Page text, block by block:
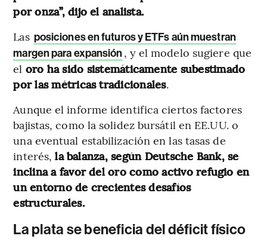
por onza”, dijo el analista.
Las posiciones en futuros y ETFs aún muestran
margen para expansión, y el modelo sugiere que
el oro ha sido sistemáticamente subestimado
por las métricas tradicionales.
Aunque el informe identifica ciertos factores
bajistas, como la solidez bursátil en EE.UU. o
una eventual estabilización en las tasas de
interés,la balanza, según Deutsche Bank, se
inclina a favor del oro como activo refugio en
un entorno de crecientes desafíos
estructurales.
La plata se beneficia del déficit físico